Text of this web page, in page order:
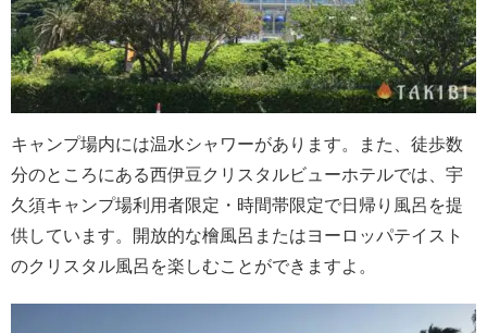
キャンプ場内には温水シャワーがあります。また、徒歩数
分のところにある西伊豆クリスタルビューホテルでは、宇
久須キャンプ場利用者限定・時間帯限定で日帰り風呂を提
供しています。開放的な檜風呂またはヨーロッパテイスト
のクリスタル風呂を楽しむことができますよ。